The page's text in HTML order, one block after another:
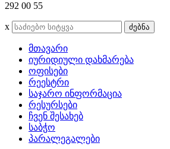
292 00 55
x ძებნა
მთავარი
იურიდიული დახმარება
ოფისები
რეესტრი
საჯარო ინფორმაცია
რესურსები
ჩვენ შესახებ
საბჭო
პარალეგალები